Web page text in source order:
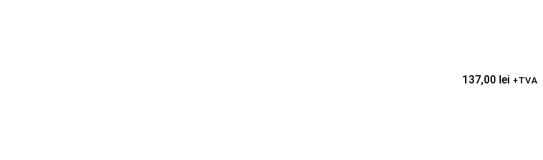
137,00 lei +TVA